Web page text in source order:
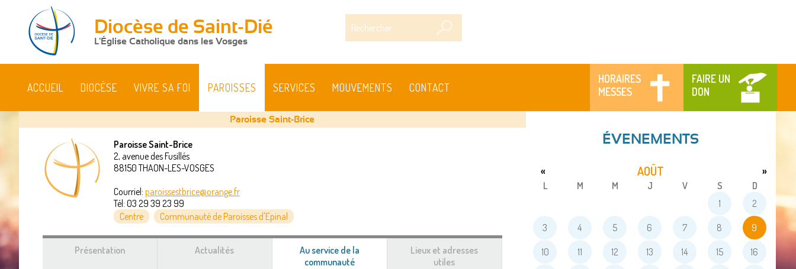
Diocèse de Saint-Dié
L'Église Catholique dans les Vosges
HORAIRES
MESSES
FAIRE UN
DON
ACCUEIL DIOCÈSE VIVRE SA FOI PAROISSES SERVICES MOUVEMENTS CONTACT
Vous
êtes
Paroisse Saint-Brice
Paroisse Saint-Brice
2, avenue des Fusillés
88150 THAON-LES-VOSGES
Courriel: paroissestbrice@orange.fr
Tél: 03 29 39 23 99
Centre
Communauté de Paroisses d'Epinal
Présentation Actualités
Au service de la
communauté(onglet
Lieux et adresses
utiles
ÉVENEMENTS
AOÛT
« »
L M M J V S
D
1
2
3 4 5 6 7 8 9
10 11 12 13 14 15 16